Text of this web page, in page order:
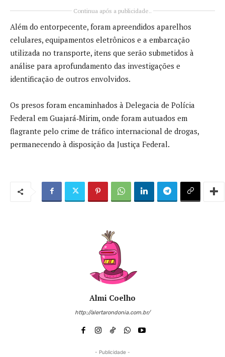
Continua após a publicidade..
Além do entorpecente, foram apreendidos aparelhos
celulares, equipamentos eletrônicos e a embarcação
utilizada no transporte, itens que serão submetidos à
análise para aprofundamento das investigações e
identificação de outros envolvidos.
Os presos foram encaminhados à Delegacia de Polícia
Federal em Guajará‑Mirim, onde foram autuados em
flagrante pelo crime de tráfico internacional de drogas,
permanecendo à disposição da Justiça Federal.
Almi Coelho
http://alertarondonia.com.br/
- Publicidade -